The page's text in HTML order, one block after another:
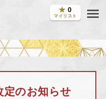
★ 0
マイリスト
定のお知らせ